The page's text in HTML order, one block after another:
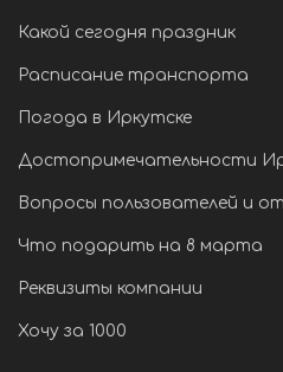
Какой сегодня праздник
Расписание транспорта
Погода в Иркутске
Достопримечательности
Вопросы пользователей и
Что подарить на 8 марта
Реквизиты компании
Хочу за 1000